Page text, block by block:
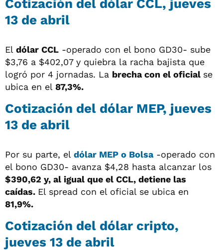
Cotización del dólar CCL, jueves
13 de abril
El dólar CCL -operado con el bono GD30- sube
$3,76 a $402,07 y quiebra la racha bajista que
logró por 4 jornadas. La brecha con el oficial se
ubica en el 87,3%.
Cotización del dólar MEP, jueves
13 de abril
Por su parte, el dólar MEP o Bolsa-operado con
el bono GD30- avanza $4,28 hasta alcanzar los
$390,62 y, al igual que el CCL, detiene las
caídas. El spread con el oficial se ubica en
81,9%.
Cotización del dólar cripto,
jueves 13 de abril